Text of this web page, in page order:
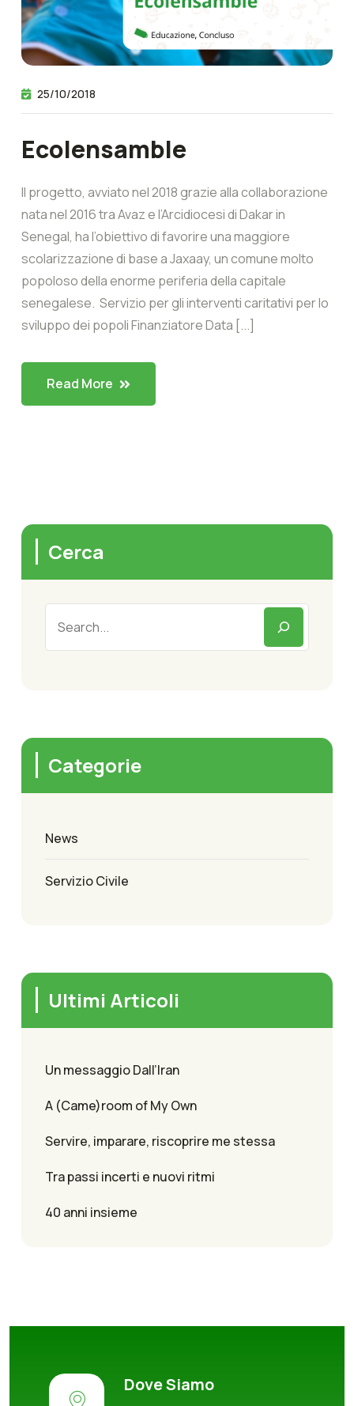
25/10/2018
Ecolensamble
Il progetto, avviato nel 2018 grazie alla collaborazione
nata nel 2016 tra Avaz e l’Arcidiocesi di Dakar in
Senegal, ha l’obiettivo di favorire una maggiore
scolarizzazione di base a Jaxaay, un comune molto
popoloso della enorme periferia della capitale
senegalese. Servizio per gli interventi caritativi per lo
sviluppo dei popoli Finanziatore Data [...]
Read More
Cerca
Categorie
News
Servizio Civile
Ultimi Articoli
Un messaggio Dall’Iran
A (Came)room of My Own
Servire, imparare, riscoprire me stessa
Tra passi incerti e nuovi ritmi
40 anni insieme
Dove Siamo